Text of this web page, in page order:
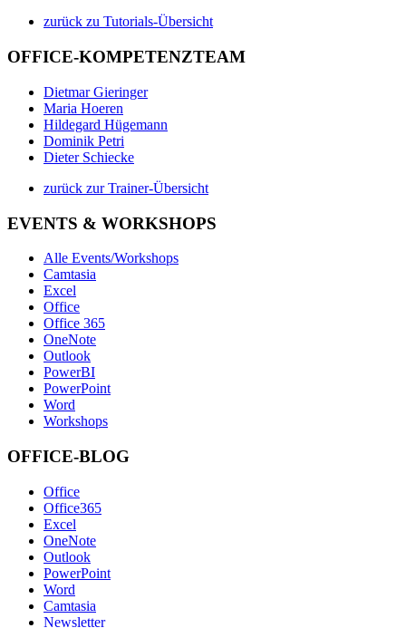
zurück zu Tutorials-Übersicht
OFFICE-KOMPETENZTEAM
Dietmar Gieringer
Maria Hoeren
Hildegard Hügemann
Dominik Petri
Dieter Schiecke
zurück zur Trainer-Übersicht
EVENTS & WORKSHOPS
Alle Events/Workshops
Camtasia
Excel
Office
Office 365
OneNote
Outlook
PowerBI
PowerPoint
Word
Workshops
OFFICE-BLOG
Office
Office365
Excel
OneNote
Outlook
PowerPoint
Word
Camtasia
Newsletter